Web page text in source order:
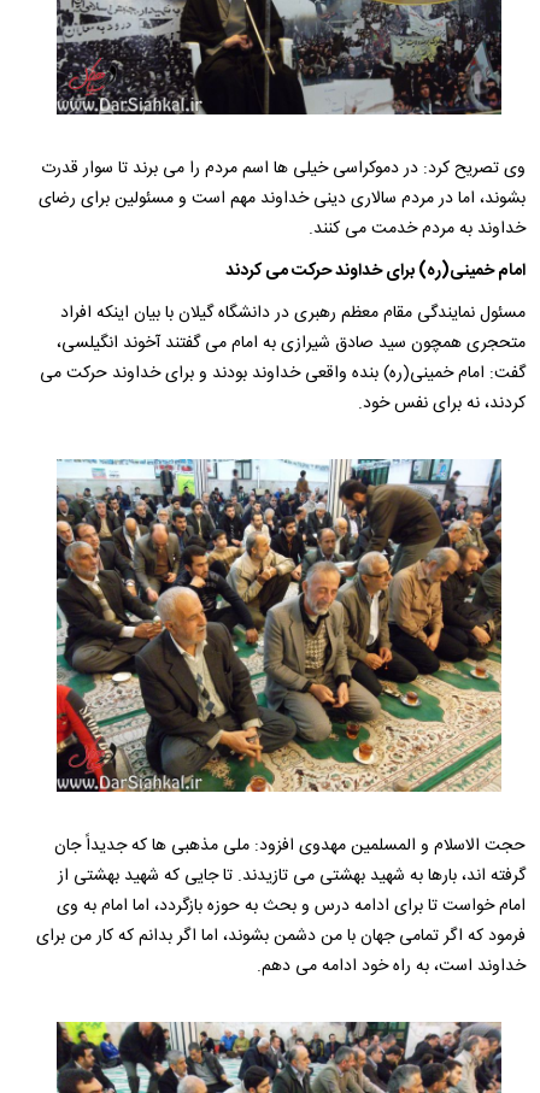
وی تصریح کرد: در دموکراسی خیلی ها اسم مردم را می برند تا سوار قدرت
بشوند، اما در مردم سالاری دینی خداوند مهم است و مسئولین برای رضای
خداوند به مردم خدمت می کنند.
امام خمینی(ره) برای خداوند حرکت می کردند
مسئول نمایندگی مقام معظم رهبری در دانشگاه گیلان با بیان اینکه افراد
متحجری همچون سید صادق شیرازی به امام می گفتند آخوند انگیلسی،
گفت: امام خمینی(ره) بنده واقعی خداوند بودند و برای خداوند حرکت می
کردند، نه برای نفس خود.
حجت الاسلام و المسلمین مهدوی افزود: ملی مذهبی ها که جدیداً جان
گرفته اند، بارها به شهید بهشتی می تازیدند. تا جایی که شهید بهشتی از
امام خواست تا برای ادامه درس و بحث به حوزه بازگردد، اما امام به وی
فرمود که اگر تمامی جهان با من دشمن بشوند، اما اگر بدانم که کار من برای
خداوند است، به راه خود ادامه می دهم.